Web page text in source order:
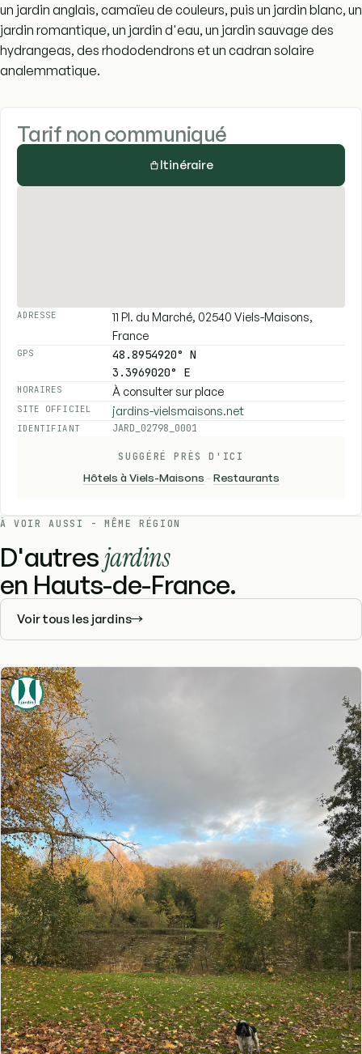
un jardin anglais, camaïeu de couleurs, puis un jardin blanc, un
jardin romantique, un jardin d'eau, un jardin sauvage des
hydrangeas, des rhododendrons et un cadran solaire
analemmatique.
Tarif non communiqué
Itinéraire
ADRESSE
11 Pl. du Marché, 02540 Viels-Maisons,
France
GPS
48.8954920° N
3.3969020° E
HORAIRES À consulter sur place
SITE OFFICIEL jardins-vielsmaisons.net
IDENTIFIANT JARD_02798_0001
SUGGÉRÉ PRÈS D'ICI
Hôtels à Viels-Maisons -Restaurants
À VOIR AUSSI - MÊME RÉGION
D'autresjardins
en Hauts-de-France.
Voir tous les jardins